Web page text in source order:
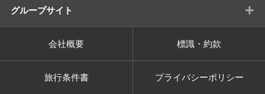
グループサイト +
会社概要 標識・約款
旅行条件書 プライバシーポリシー